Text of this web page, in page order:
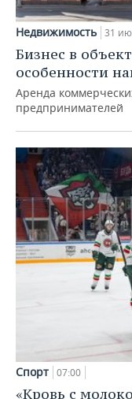
Недвижимость 31
Бизнес в
особенности
Аренда
предпринимателей
Спорт 07:00
«Кровь с